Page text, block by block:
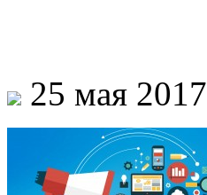
25 мая 2017